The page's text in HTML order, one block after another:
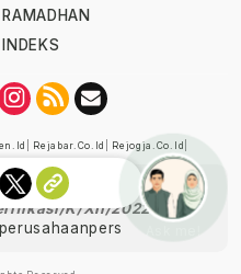
RAMADHAN
INDEKS
Rejabar.co.id Rejogja.co.id
Dewan Pers
K/XII/2022